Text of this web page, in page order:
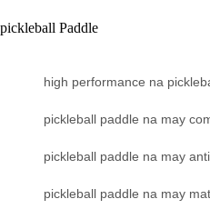
pickleball Paddle
high performance na
pickleball paddle na may
pickleball paddle na may
pickleball paddle na may